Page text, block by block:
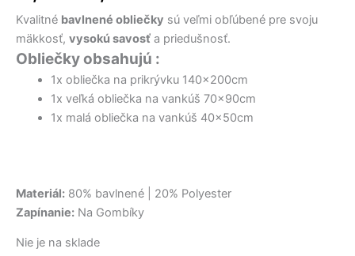
bola:
11,60 €.10,60 €.
Kvalitné bavlnené obliečky sú veľmi obľúbené pre svoju
mäkkosť, vysokú savosť a priedušnosť.
Obliečky obsahujú :
1x obliečka na prikrývku 140x200cm
1x veľká obliečka na vankúš 70x90cm
1x malá obliečka na vankúš 40x50cm
Materiál: 80% bavlnené | 20% Polyester
Zapínanie: Na Gombíky
Nie je na sklade